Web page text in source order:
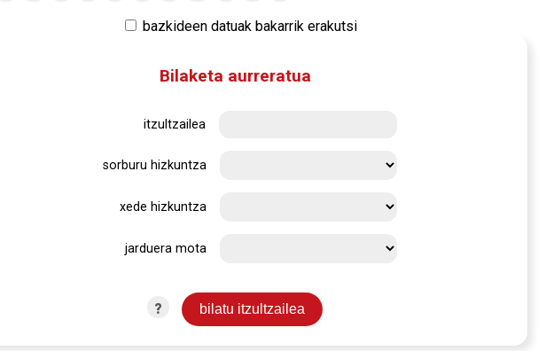
bazkideen datuak bakarrik erakutsi
Bilaketa aurreratua
itzultzailea
sorburu hizkuntza
xede hizkuntza
jarduera mota
?